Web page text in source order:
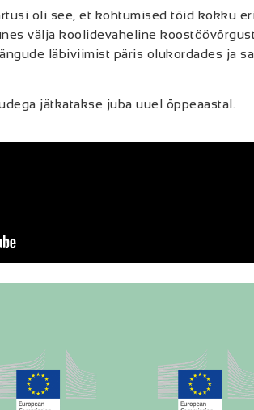
oli see, et kohtumised tõid kokku
välja koolidevaheline
läbiviimist päris olukordades ja
jätkatakse juba uuel õppeaastal.